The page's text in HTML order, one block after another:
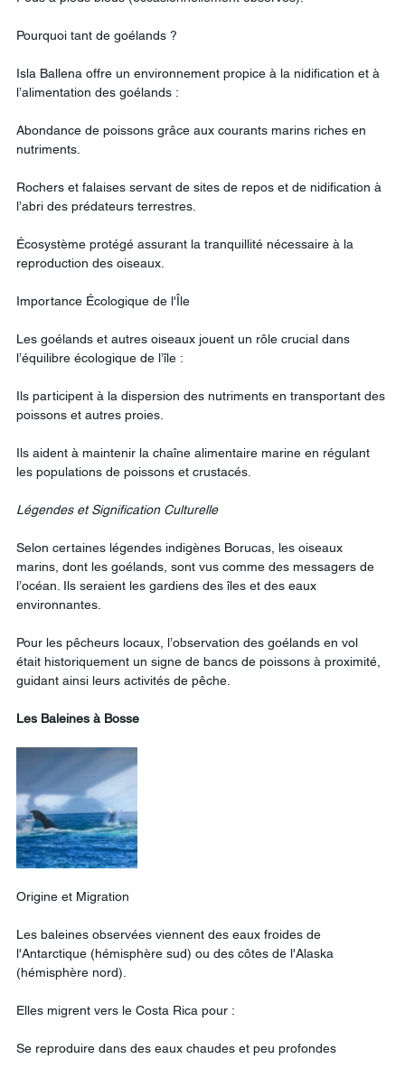
Pourquoi tant de goélands ?
Isla Ballena offre un environnement propice à la nidification et à
l’alimentation des goélands :
Abondance de poissons grâce aux courants marins riches en
nutriments.
Rochers et falaises servant de sites de repos et de nidification à
l’abri des prédateurs terrestres.
Écosystème protégé assurant la tranquillité nécessaire à la
reproduction des oiseaux.
Importance Écologique de l'Île
Les goélands et autres oiseaux jouent un rôle crucial dans
l’équilibre écologique de l’île :
Ils participent à la dispersion des nutriments en transportant des
poissons et autres proies.
Ils aident à maintenir la chaîne alimentaire marine en régulant
les populations de poissons et crustacés.
Légendes et Signification Culturelle
Selon certaines légendes indigènes Borucas, les oiseaux
marins, dont les goélands, sont vus comme des messagers de
l’océan. Ils seraient les gardiens des îles et des eaux
environnantes.
Pour les pêcheurs locaux, l’observation des goélands en vol
était historiquement un signe de bancs de poissons à proximité,
guidant ainsi leurs activités de pêche.
Les Baleines à Bosse
Origine et Migration
Les baleines observées viennent des eaux froides de
l'Antarctique (hémisphère sud) ou des côtes de l'Alaska
(hémisphère nord).
Elles migrent vers le Costa Rica pour :
Se reproduire dans des eaux chaudes et peu profondes